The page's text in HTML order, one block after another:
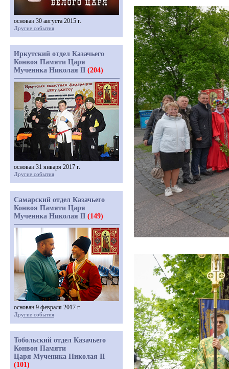
основан 30 августа 2015 г.
Другие события
Иркутский отдел Казачьего
Конвоя Памяти Царя
Мученика Николая II (204)
основан 31 января 2017 г.
Другие события
Самарский отдел Казачьего
Конвоя Памяти Царя
Мученика Николая II (149)
основан 9 февраля 2017 г.
Другие события
Тобольский отдел Казачьего
Конвоя Памяти
Царя Мученика Николая II
(101)